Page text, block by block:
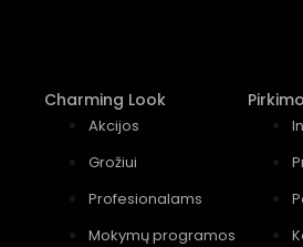
Charming Look
Akcijos
Grožiui
Profesionalams
Mokymų programos